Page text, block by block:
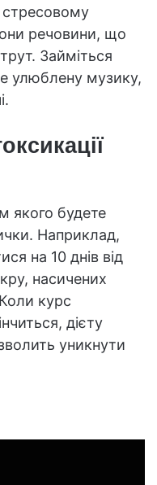
стресовому
речовини, що
Займіться
улюблену музику,
якого будете
Наприклад,
на 10 днів від
насичених
курс
дієту
уникнути